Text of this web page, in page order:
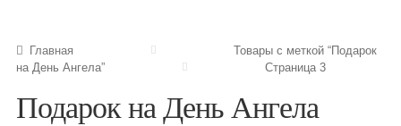
Букет для мужчины
Букет из фруктов и овощей
Главная
Товары с меткой “Подарок
на День Ангела”
Страница 3
Подарок на День Ангела